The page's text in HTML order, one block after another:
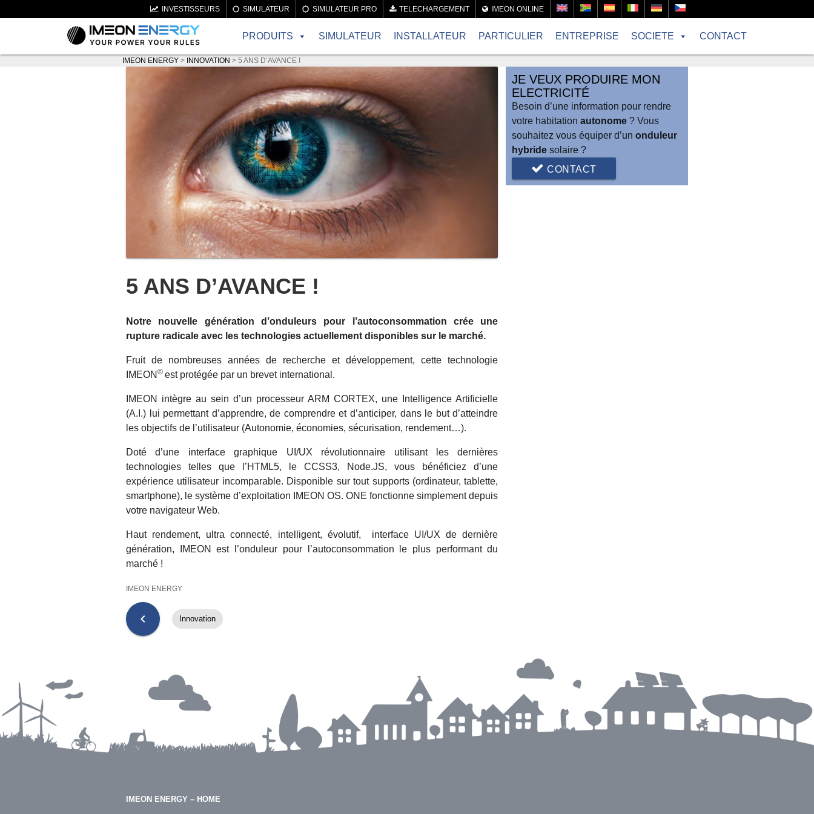
INVESTISSEURS SIMULATEUR SIMULATEUR PRO TELECHARGEMENT IMEON ONLINE
PRODUITS SIMULATEUR INSTALLATEUR PARTICULIER ENTREPRISE SOCIETE CONTACT
IMEON ENERGY > INNOVATION > 5 ANS D’AVANCE !
5 ANS D’AVANCE !
Notre nouvelle génération d’onduleurs pour l’autoconsommation crée une
rupture radicale avec les technologies actuellement disponibles sur le marché.
Fruit de nombreuses années de recherche et développement, cette technologie
IMEON © est protégée par un brevet international.
IMEON intègre au sein d’un processeur ARM CORTEX, une Intelligence Artificielle
(A.I.) lui permettant d’apprendre, de comprendre et d’anticiper, dans le but d’atteindre
les objectifs de l’utilisateur (Autonomie, économies, sécurisation, rendement…).
Doté d’une interface graphique UI/UX révolutionnaire utilisant les dernières
technologies telles que l’HTML5, le CCSS3, Node.JS, vous bénéficiez d’une
expérience utilisateur incomparable. Disponible sur tout supports (ordinateur, tablette,
smartphone), le système d’exploitation IMEON OS. ONE fonctionne simplement depuis
votre navigateur Web.
Haut rendement, ultra connecté, intelligent, évolutif, interface UI/UX de dernière
génération, IMEON est l’onduleur pour l’autoconsommation le plus performant du
marché !
IMEON ENERGY
chevron_left Innovation
JE VEUX PRODUIRE MON
ELECTRICITÉ
Besoin d’une information pour rendre
votre habitationautonome? Vous
souhaitez vous équiper d’unonduleur
hybride solaire ?
CONTACT
IMEON ENERGY – HOME